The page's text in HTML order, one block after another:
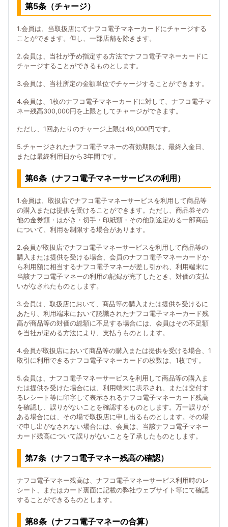
第5条（チャージ）
1.会員は、当取扱店にてナフコ電子マネーカードにチャージする
ことができます。但し、一部店舗を除きます。
2.会員は、当社が予め指定する方法でナフコ電子マネーカードに
チャージすることができるものとします。
3.会員は、当社所定の金額単位でチャージすることができます。
4.会員は、1枚のナフコ電子マネーカードに対して、ナフコ電子マ
ネー残高300,000円を上限としてチャージができます。
ただし、1回あたりのチャージ上限は49,000円です。
5.チャージされたナフコ電子マネーの有効期限は、最終入金日、
または最終利用日から3年間です。
第6条（ナフコ電子マネーサービスの利用）
1.会員は、取扱店でナフコ電子マネーサービスを利用して商品等
の購入または提供を受けることができます。ただし、商品券その
他の金券類・はがき・切手・印紙類・その他別途定める一部商品
について、利用を制限する場合があります。
2.会員が取扱店でナフコ電子マネーサービスを利用して商品等の
購入または提供を受ける場合、会員のナフコ電子マネーカードか
ら利用額に相当するナフコ電子マネーが差し引かれ、利用端末に
当該ナフコ電子マネーの利用の記録が完了したとき、対価の支払
いがなされたものとします。
3.会員は、取扱店において、商品等の購入または提供を受けるに
あたり、利用端末において認識されたナフコ電子マネーカード残
高が商品等の対価の総額に不足する場合には、会員はその不足額
を当社が定める方法により、支払うものとします。
4.会員が取扱店において商品等の購入または提供を受ける場合、1
取引に利用できるナフコ電子マネーカードの枚数は、1枚です。
5.会員は、ナフコ電子マネーサービスを利用して商品等の購入ま
たは提供を受けた場合には、利用端末に表示され、または交付す
るレシート等に印字して表示されるナフコ電子マネーカード残高
を確認し、誤りがないことを確認するものとします。万一誤りが
ある場合には、その場で取扱店に申し出るものとします。その場
で申し出がなされない場合には、会員は、当該ナフコ電子マネー
カード残高について誤りがないことを了承したものとします。
第7条（ナフコ電子マネー残高の確認）
ナフコ電子マネー残高は、ナフコ電子マネーサービス利用時のレ
シート、またはカード裏面に記載の弊社ウェブサイト等にて確認
することができるものとします。
第8条（ナフコ電子マネーの合算）